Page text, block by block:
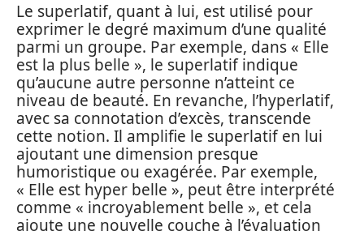
Le superlatif, quant à lui, est utilisé pour
exprimer le degré maximum d’une qualité
parmi un groupe. Par exemple, dans « Elle
est la plus belle », le superlatif indique
qu’aucune autre personne n’atteint ce
niveau de beauté. En revanche, l’hyperlatif,
avec sa connotation d’excès, transcende
cette notion. Il amplifie le superlatif en lui
ajoutant une dimension presque
humoristique ou exagérée. Par exemple,
« Elle est hyper belle », peut être interprété
comme « incroyablement belle », et cela
ajoute une nouvelle couche à l’évaluation